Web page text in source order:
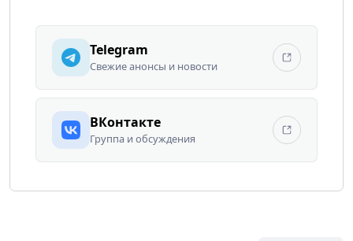
Telegram
Свежие анонсы и новости
ВКонтакте
Группа и обсуждения